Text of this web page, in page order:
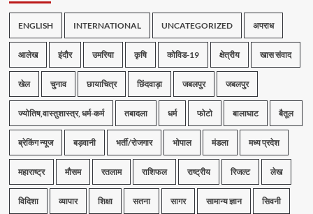
ENGLISH INTERNATIONAL UNCATEGORIZED अपराध
आलेख इंदौर उमरिया कृषि कोविड-19 क्षेत्रीय खास संवाद
खेल चुनाव छायाचित्र छिंदवाड़ा जबलपुर जबलपुर
ज्योतिष,वास्तुशास्त्र, धर्म-कर्म तबादला धर्म फोटो बालाघाट बैतूल
ब्रेकिंग न्यूज बड़वानी भर्ती/रोजगार भोपाल मंडला मध्य प्रदेश
महाराष्ट्र मौसम रतलाम राशिफल राष्ट्रीय रिजल्ट लेख
विदिशा व्यापार शिक्षा सतना सागर सामान्य ज्ञान सिवनी